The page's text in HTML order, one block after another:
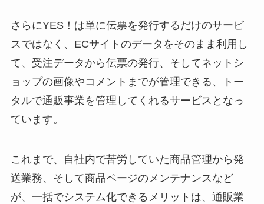
さらにYES！は単に伝票を発行するだけのサービ
スではなく、ECサイトのデータをそのまま利用し
て、受注データから伝票の発行、そしてネットシ
ョップの画像やコメントまでが管理できる、トー
タルで通販事業を管理してくれるサービスとなっ
ています。
これまで、自社内で苦労していた商品管理から発
送業務、そして商品ページのメンテナンスなど
が、一括でシステム化できるメリットは、通販業